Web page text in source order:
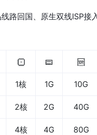
路回国、原生双线ISP接
1核 1G 10G
2核 2G 40G
4核 4G 80G